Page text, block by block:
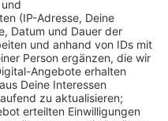
M. lautete
23. April Abiturienten